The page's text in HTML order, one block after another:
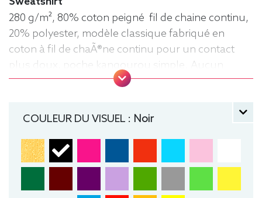
280 g/m², 80% coton peigné fil de chaine continu,
20% polyester, modèle classique fabriqué en
coton à fil de chaÃ®ne continu pour un contact
plus doux, poche kangourou simple. Aucun
cordon de serrage sur les modèles enfants. .
140 (9-10 ans), 152 (11-12 ans) manche longue,
COULEUR DU VISUEL : Noir